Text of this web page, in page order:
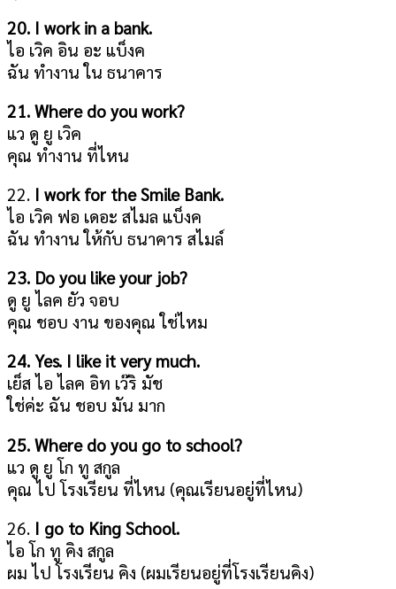
20. I work in a bank.
ไอ เวิค อิน อะ แบ็งค
ฉัน ทำงาน ใน ธนาคาร
21. Where do you work?
แว ดู ยู เวิค
คุณ ทำงาน ที่ไหน
22. I work for the Smile Bank.
ไอ เวิค ฟอ เดอะ สไมล แบ็งค
ฉัน ทำงาน ให้กับ ธนาคาร สไมล์
23. Do you like your job?
ดู ยู ไลค ยัว จอบ
คุณ ชอบ งาน ของคุณ ใช่ไหม
24. Yes. I like it very much.
เย็ส ไอ ไลค อิท เว๊ริ มัช
ใช่ค่ะ ฉัน ชอบ มัน มาก
25. Where do you go to school?
แว ดู ยู โก ทู สกูล
คุณ ไป โรงเรียน ที่ไหน (คุณเรียนอยู่ที่ไหน)
26. I go to King School.
ไอ โก ทู คิง สกูล
ผม ไป โรงเรียน คิง (ผมเรียนอยู่ที่โรงเรียนคิง)